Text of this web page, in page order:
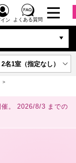
ン よくある質問
2名1室（指定なし）
。 2026/8/3 までの